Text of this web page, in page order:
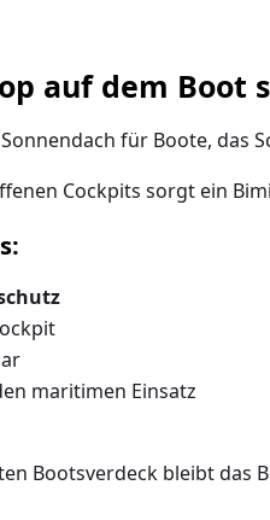
auf dem Boot
für Boote, das
Cockpits sorgt ein
maritimen Einsatz
Bootsverdeck bleibt das